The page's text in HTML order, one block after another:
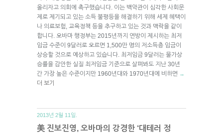
올리자고 의회에 촉구했습니다. 이는 백악관이 심각한 사회문
제로 제기되고 있는 소득 불평등을 해결하기 위해 세제 혜택이
나 의료보험, 교육정책 등을 추구하고 있는 것과 맥락을 같이
합니다. 오바마 행정부는 2015년까지 연방이 제시하는 최저
임금 수준이 9달러로 오르면 1,500만 명의 저소득층 임금이
상승할 것으로 예상하고 있습니다. 최저임금 9달러는 물가상
승률을 감안한 실질 최저임금 기준으로 살펴봐도 지난 30년
간 가장 높은 수준이지만 1960년대와 1970년대에 비하면 →
더 보기
2013년 2월 11일.
美 진보진영, 오바마의 강경한 ‘대테러 정